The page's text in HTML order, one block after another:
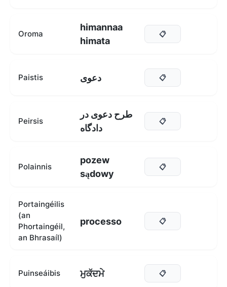
Oroma
himannaa
himata
📋
Paistis دعوی 📋
Peirsis
طرح دعوی در
دادگاه
📋
Polainnis
pozew
sądowy
📋
Portaingéilis
(an
Phortaingéil,
an Bhrasaíl)
processo 📋
Puinseáibis ਮੁਕੱਦਮੇ 📋